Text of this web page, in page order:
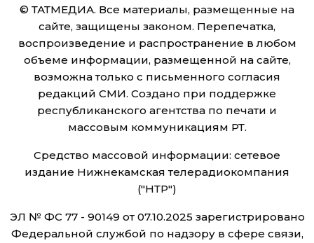
© ТАТМЕДИА. Все материалы, размещенные на
сайте, защищены законом. Перепечатка,
воспроизведение и распространение в любом
объеме информации, размещенной на сайте,
возможна только с письменного согласия
редакций СМИ. Создано при поддержке
республиканского агентства по печати и
массовым коммуникациям РТ.
Средство массовой информации: сетевое
издание Нижнекамская телерадиокомпания
("НТР")
ЭЛ № ФС 77 - 90149 от 07.10.2025 зарегистрировано
Федеральной службой по надзору в сфере связи,